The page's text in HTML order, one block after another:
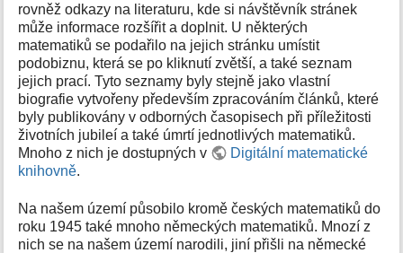
rovněž odkazy na literaturu, kde si návštěvník stránek
může informace rozšířit a doplnit. U některých
matematiků se podařilo na jejich stránku umístit
podobiznu, která se po kliknutí zvětší, a také seznam
jejich prací. Tyto seznamy byly stejně jako vlastní
biografie vytvořeny především zpracováním článků, které
byly publikovány v odborných časopisech při příležitosti
životních jubileí a také úmrtí jednotlivých matematiků.
Mnoho z nich je dostupných v
Digitální matematické
knihovně.
Na našem území působilo kromě českých matematiků do
roku 1945 také mnoho německých matematiků. Mnozí z
nich se na našem území narodili, jiní přišli na německé